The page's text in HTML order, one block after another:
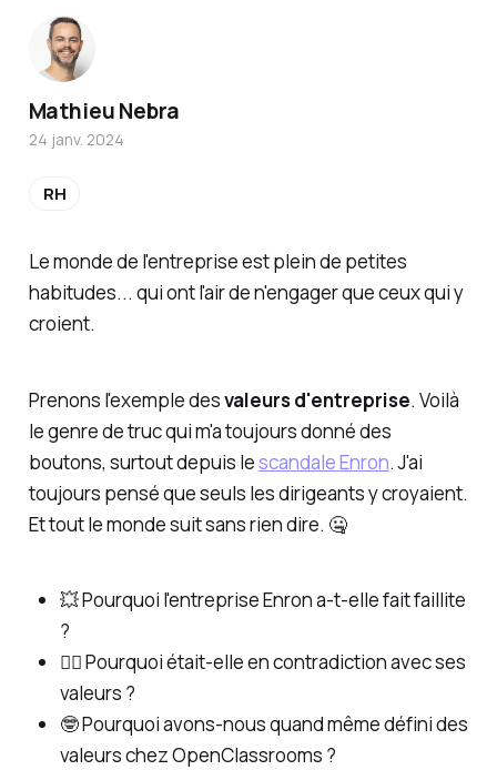
Le monde de l'entreprise est plein de petites
habitudes... qui ont l'air de n'engager que ceux qui y
croient.
Prenons l'exemple desvaleurs d'entreprise. Voilà
le genre de truc qui m'a toujours donné des
boutons, surtout depuis lescandale Enron. J'ai
toujours pensé que seuls les dirigeants y croyaient.
Et tout le monde suit sans rien dire. 🤐
💥 Pourquoi l'entreprise Enron a-t-elle fait faillite
?
🙅‍♂️ Pourquoi était-elle en contradiction avec ses
valeurs ?
🤓 Pourquoi avons-nous quand même défini des
valeurs chez OpenClassrooms ?
Mathieu Nebra
24 janv. 2024
RH